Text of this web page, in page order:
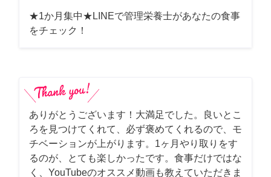
★1か月集中★LINEで管理栄養士があなたの食事
をチェック！
ありがとうございます！大満足でした。良いとこ
ろを見つけてくれて、必ず褒めてくれるので、モ
チベーションが上がります。1ヶ月やり取りをす
るのが、とても楽しかったです。食事だけではな
く、YouTubeのオススメ動画も教えていただきま